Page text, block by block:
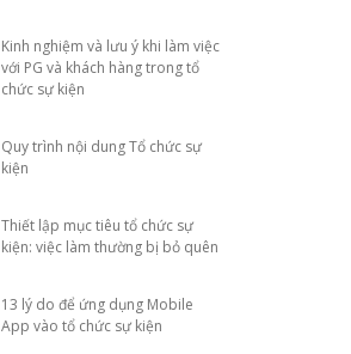
Kinh nghiệm và lưu ý khi làm việc
với PG và khách hàng trong tổ
chức sự kiện
Quy trình nội dung Tổ chức sự
kiện
Thiết lập mục tiêu tổ chức sự
kiện: việc làm thường bị bỏ quên
13 lý do để ứng dụng Mobile
App vào tổ chức sự kiện